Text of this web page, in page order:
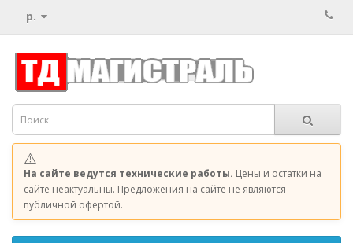
р.
⚠️
На сайте ведутся технические работы. Цены и остатки на
сайте неактуальны. Предложения на сайте не являются
публичной офертой.